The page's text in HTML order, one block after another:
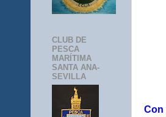
Con
CLUB DE
PESCA
MARÍTIMA
SANTA ANA-
SEVILLA